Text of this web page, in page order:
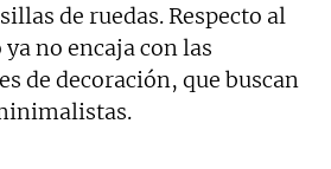
de ruedas. Respecto al
no encaja con las
de decoración, que buscan